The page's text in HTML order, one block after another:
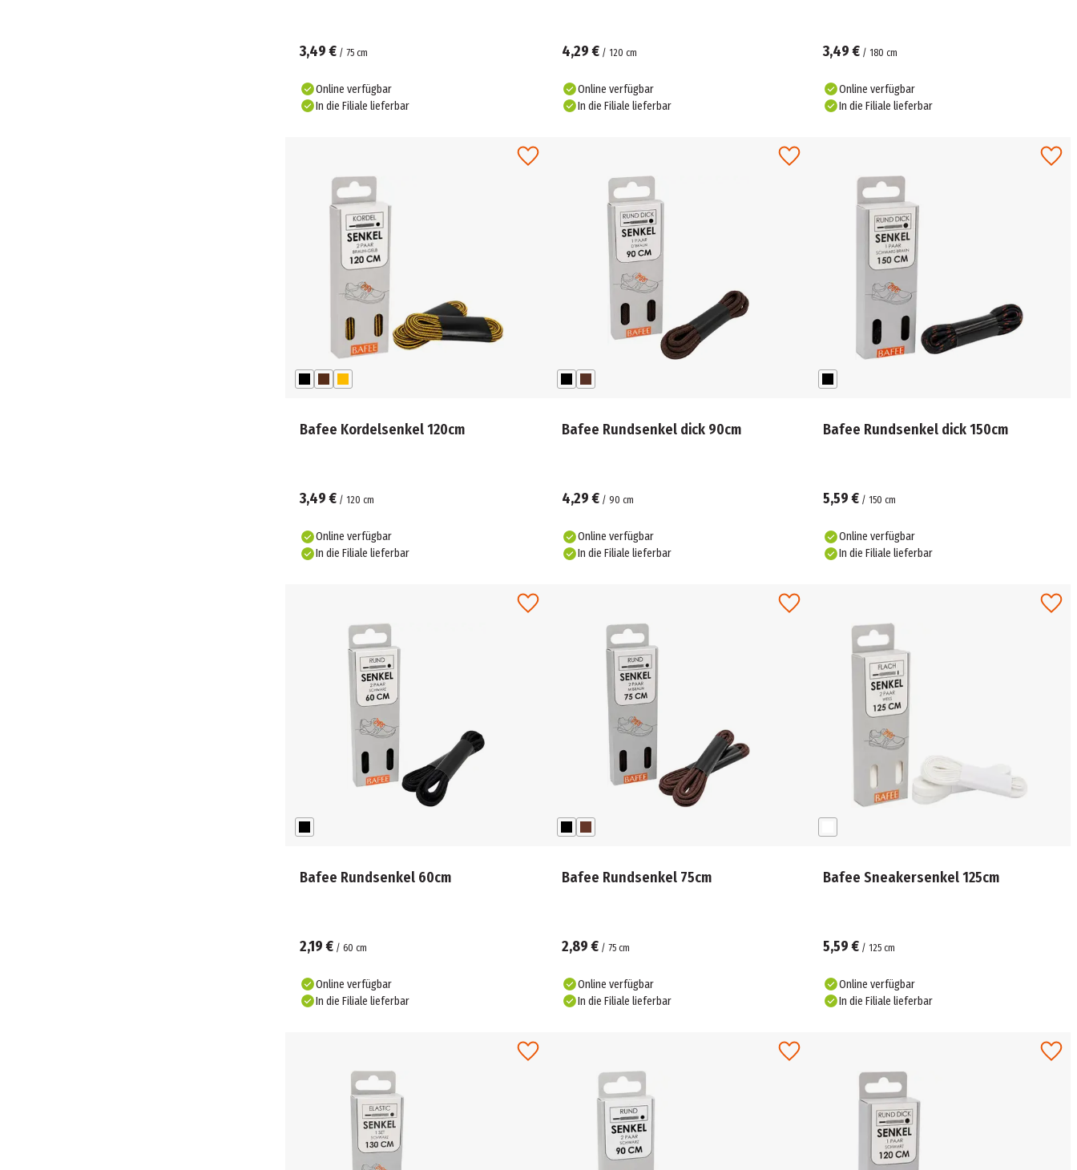
3,49 € / 75 cm
Online verfügbar
In die Filiale lieferbar
4,29 €/ 120 cm
Online verfügbar
In die Filiale lieferbar
3,49 € / 180 cm
Online verfügbar
In die Filiale lieferbar
Bafee Kordelsenkel 120cm
3,49 € / 120 cm
Online verfügbar
In die Filiale lieferbar
Bafee Rundsenkel dick 90cm
4,29 €/ 90 cm
Online verfügbar
In die Filiale lieferbar
Bafee Rundsenkel dick 150cm
5,59 € / 150 cm
Online verfügbar
In die Filiale lieferbar
Bafee Rundsenkel 60cm
2,19 € / 60 cm
Online verfügbar
In die Filiale lieferbar
Bafee Rundsenkel 75cm
2,89 €/ 75 cm
Online verfügbar
In die Filiale lieferbar
Bafee Sneakersenkel 125cm
5,59 € / 125 cm
Online verfügbar
In die Filiale lieferbar